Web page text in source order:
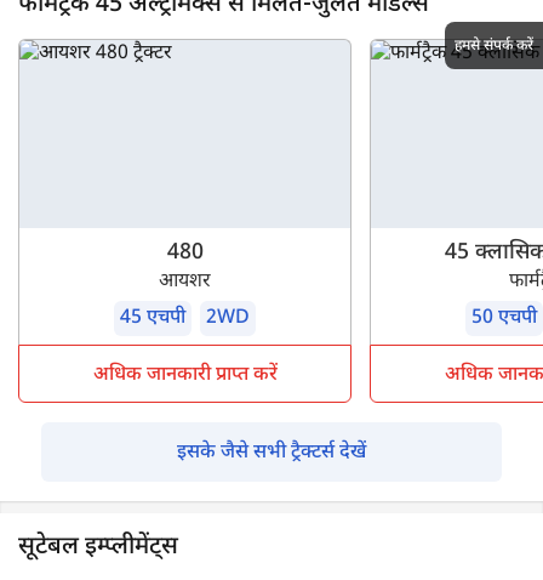
480
आयशर
45 एचपी
2WD
अधिक जानकारी प्राप्त करें
45
50 एचपी
अधिक
इसके जैसे सभी ट्रैक्टर्स देखें
सूटेबल इम्प्लीमेंट्स
हमसे संपर्क करें